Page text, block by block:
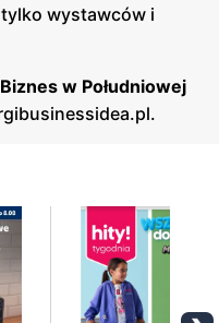
wystawców i
w Południowej